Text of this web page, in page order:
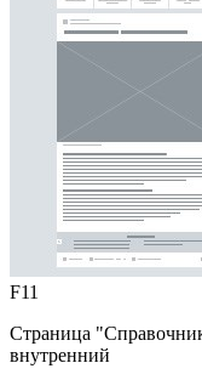
F11
Страница
внутренний